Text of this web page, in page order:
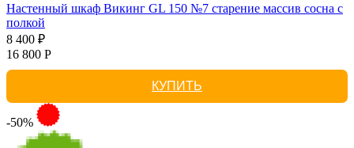
Настенный шкаф Викинг GL 150 №7 старение массив сосна с
полкой
8 400 ₽
16 800 Р
КУПИТЬ
-50%